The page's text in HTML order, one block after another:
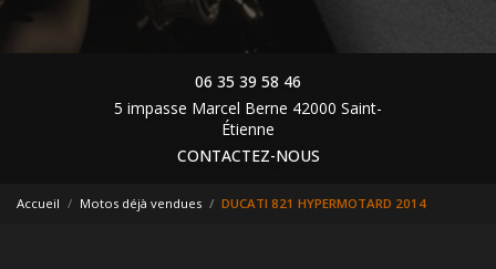
06 35 39 58 46
5 impasse Marcel Berne 42000 Saint-
Étienne
CONTACTEZ-NOUS
Accueil Motos déjà vendues DUCATI 821 HYPERMOTARD 2014